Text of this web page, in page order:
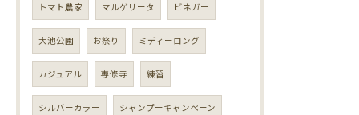
トマト農家 マルゲリータ ビネガー
大池公園 お祭り ミディーロング
カジュアル 専修寺 練習
シルバーカラー シャンプーキャンペーン